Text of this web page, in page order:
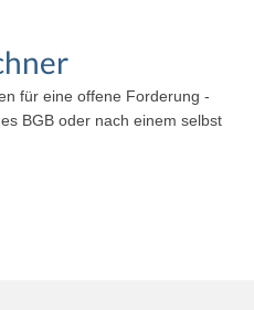
für eine offene Forderung -
BGB oder nach einem selbst